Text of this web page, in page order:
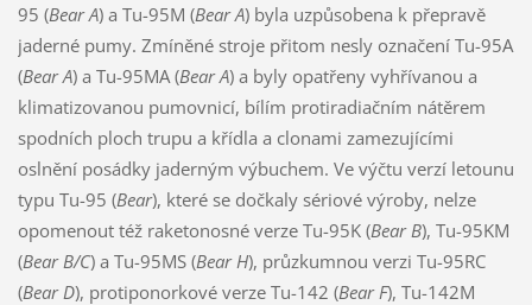
95 (Bear A) a Tu-95M (Bear A) byla uzpůsobena k přepravě
jaderné pumy. Zmíněné stroje přitom nesly označení Tu-95A
(Bear A) a Tu-95MA (Bear A) a byly opatřeny vyhřívanou a
klimatizovanou pumovnicí, bílím protiradiačním nátěrem
spodních ploch trupu a křídla a clonami zamezujícími
oslnění posádky jaderným výbuchem. Ve výčtu verzí letounu
typu Tu-95 (Bear), které se dočkaly sériové výroby, nelze
opomenout též raketonosné verze Tu-95K (Bear B), Tu-95KM
(Bear B/C) a Tu-95MS (Bear H), průzkumnou verzi Tu-95RC
(Bear D), protiponorkové verze Tu-142 (Bear F), Tu-142M